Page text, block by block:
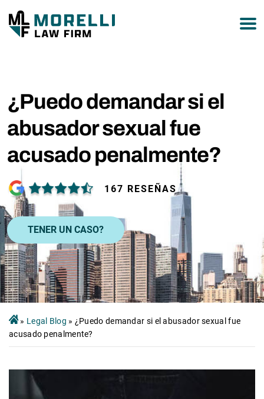
¿Puedo demandar si el
abusador sexual fue
acusado penalmente?
167 RESEÑAS
TENER UN CASO?
» Legal Blog » ¿Puedo demandar si el abusador sexual fue
acusado penalmente?